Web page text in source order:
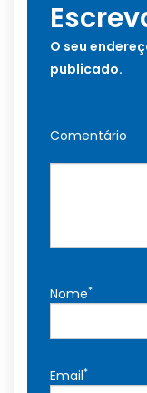
O seu
publicado.
Comentário
Nome*
Email*